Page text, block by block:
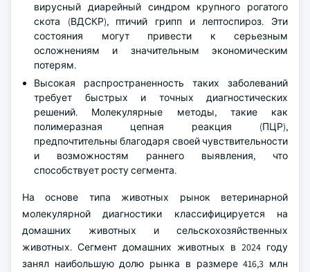
вирусный диарейный синдром крупного рогатого
скота (ВДСКР), птичий грипп и лептоспироз. Эти
состояния могут привести к серьезным
осложнениям и значительным экономическим
потерям.
Высокая распространенность таких заболеваний
требует быстрых и точных диагностических
решений. Молекулярные методы, такие как
полимеразная цепная реакция (ПЦР),
предпочтительны благодаря своей чувствительности
и возможностям раннего выявления, что
способствует росту сегмента.
На основе типа животных рынок ветеринарной
молекулярной диагностики классифицируется на
домашних животных и сельскохозяйственных
животных. Сегмент домашних животных в 2024 году
занял наибольшую долю рынка в размере 416,3 млн